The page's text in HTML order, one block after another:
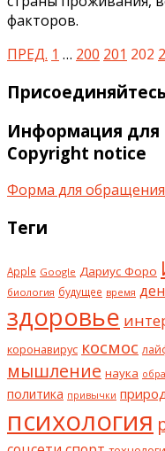
факторов.
ПРЕД. 1 … 200 201 202
Информация для
Copyright notice
Форма для
Теги
Apple Google Дариус Форо
биология будущее время
здоровье
коронавирус космос
мышление наука
политика привычки
психология